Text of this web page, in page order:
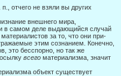
отчего не взяли вы других
внешнего мира,
в самом деле выдающийся случай
за то, что они при­
этим сознанием. Конечно,
это бесспорно, но так же
всего материализма, значит
объект существует